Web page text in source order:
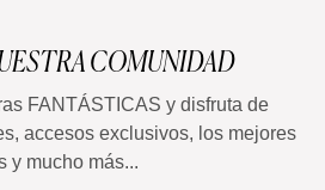
COMUNIDAD
FANTÁSTICAS y disfruta de
accesos exclusivos, los mejores
y mucho más...